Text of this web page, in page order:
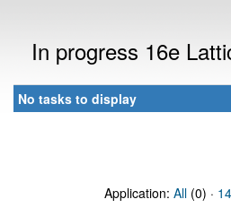
In progress 16e
No tasks to display
Application: All (0) ·